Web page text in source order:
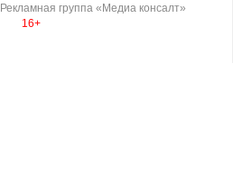
Рекламная группа «Медиа консалт»
16+